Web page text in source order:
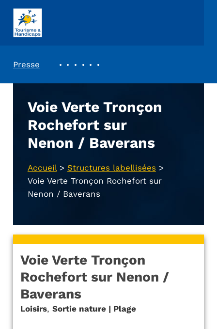
ASSOCIATION TOURISME ET HANDICAPS
Presse
Voie Verte Tronçon
Rochefort sur
Nenon / Baverans
Accueil> Structures labellisées >
Voie Verte Tronçon Rochefort sur
Nenon / Baverans
Voie Verte Tronçon
Rochefort sur Nenon /
Baverans
Loisirs, Sortie nature | Plage